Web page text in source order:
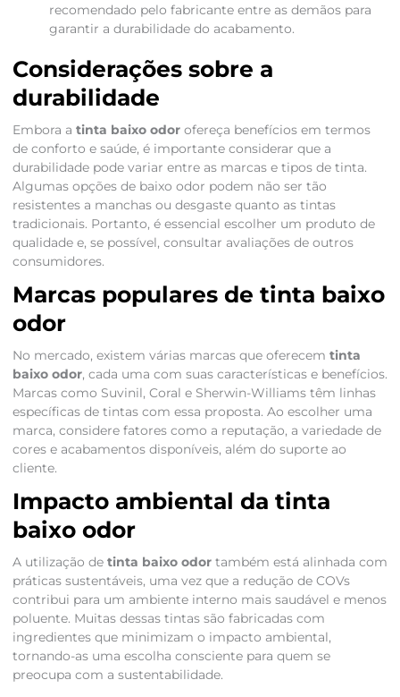
recomendado pelo fabricante entre as demãos para
garantir a durabilidade do acabamento.
Considerações sobre a
durabilidade
Embora a tinta baixo odorofereça benefícios em termos
de conforto e saúde, é importante considerar que a
durabilidade pode variar entre as marcas e tipos de tinta.
Algumas opções de baixo odor podem não ser tão
resistentes a manchas ou desgaste quanto as tintas
tradicionais. Portanto, é essencial escolher um produto de
qualidade e, se possível, consultar avaliações de outros
consumidores.
Marcas populares de tinta baixo
odor
No mercado, existem várias marcas que oferecem tinta
baixo odor, cada uma com suas características e benefícios.
Marcas como Suvinil, Coral e Sherwin-Williams têm linhas
específicas de tintas com essa proposta. Ao escolher uma
marca, considere fatores como a reputação, a variedade de
cores e acabamentos disponíveis, além do suporte ao
cliente.
Impacto ambiental da tinta
baixo odor
A utilização de tinta baixo odortambém está alinhada com
práticas sustentáveis, uma vez que a redução de COVs
contribui para um ambiente interno mais saudável e menos
poluente. Muitas dessas tintas são fabricadas com
ingredientes que minimizam o impacto ambiental,
tornando-as uma escolha consciente para quem se
preocupa com a sustentabilidade.